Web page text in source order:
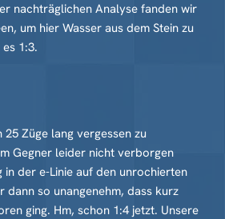
nachträglichen Analyse fanden wir
um hier Wasser aus dem Stein zu
1:3.
25 Züge lang vergessen zu
Gegner leider nicht verborgen
in der e-Linie auf den unrochierten
dann so unangenehm, dass kurz
ging. Hm, schon 1:4 jetzt. Unsere